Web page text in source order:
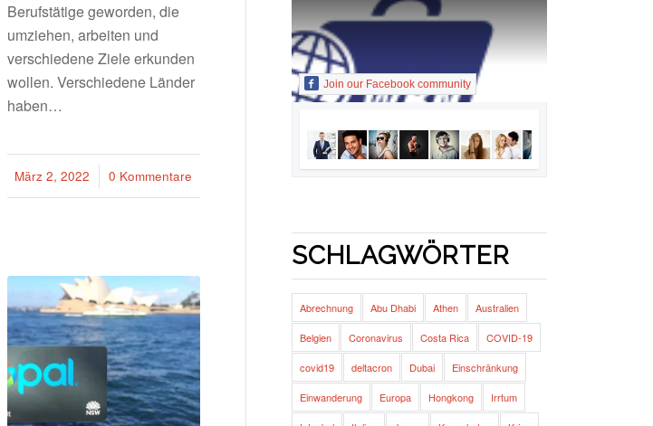
Berufstätige geworden, die
umziehen, arbeiten und
verschiedene Ziele erkunden
wollen. Verschiedene Länder
haben…
März 2, 2022
/ 0 Kommentare
Join our Facebook community
SCHLAGWÖRTER
Abrechnung Abu Dhabi Athen Australien
Belgien Coronavirus Costa Rica COVID-19
covid19 deltacron Dubai Einschränkung
Einwanderung Europa Hongkong Irrtum